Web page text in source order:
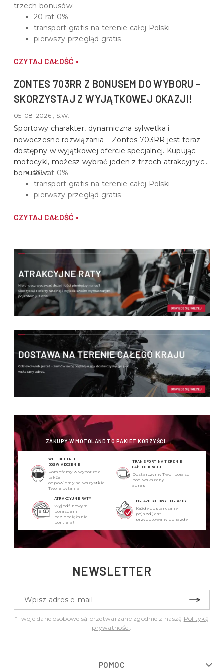
trzech bonusów:
20 rat 0%
transport gratis na terenie całej Polski
pierwszy przegląd gratis
CZYTAJ CAŁOŚĆ »
ZONTES 703RR Z BONUSEM DO WYBORU –
SKORZYSTAJ Z WYJĄTKOWEJ OKAZJI!
05-08-2026 , S.W.
Sportowy charakter, dynamiczna sylwetka i
nowoczesne rozwiązania – Zontes 703RR jest teraz
dostępny w wyjątkowej ofercie specjalnej. Kupując
motocykl, możesz wybrać jeden z trzech atrakcyjnych
bonusów:20 rat 0%
transport gratis na terenie całej Polski
pierwszy przegląd gratis
CZYTAJ CAŁOŚĆ »
ZAKUPY W MOTOLAND TO PAKIET KORZYŚCI
WIELOLETNIE
DOŚWIADCZENIE
Pomożemy w wyborze a
także
odpowiemy na wszystkie
Twoje pytania
TRANSPORT NA TERENIE
CAŁEGO KRAJU
Dostarczymy Twój pojazd
pod wskazany
adres
ATRAKCYJNE RATY
Wyjedź nowym
pojazdem
bez obciążania
portfela!
POJAZD GOTOWY DO JAZDY
Każdy dostarczany
pojazd jest
przygotowany do jazdy
NEWSLETTER
*Twoje dane osobowe są przetwarzane zgodnie z naszą Polityką
prywatności
POMOC